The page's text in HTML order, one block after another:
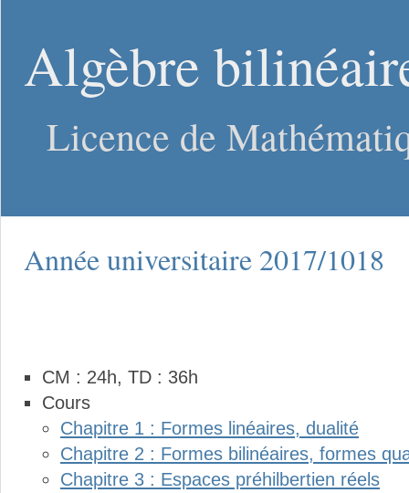
Algèbre
Licence de
Année universitaire 2017/1018
CM : 24h, TD : 36h
Cours
Chapitre 1 : Formes linéaires, dualité
Chapitre 2 : Formes bilinéaires, formes
Chapitre 3 : Espaces préhilbertien réels